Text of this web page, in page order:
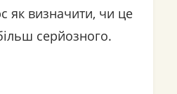
як визначити, чи це
серйозного.